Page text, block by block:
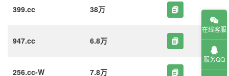
399.cc 38万
947.cc 6.8万
256.cc-W 7.8万
在线客服
服务QQ